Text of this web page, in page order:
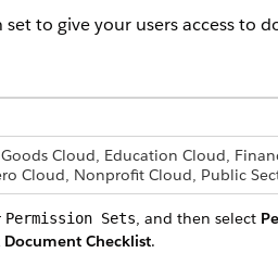
to give your users access to
Cloud, Education Cloud,
Cloud, Nonprofit Cloud, Public
Permission Sets, and then select
Document Checklist.